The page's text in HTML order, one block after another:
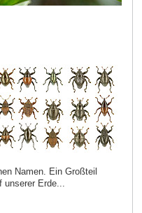
Namen. Ein Großteil
unserer Erde...